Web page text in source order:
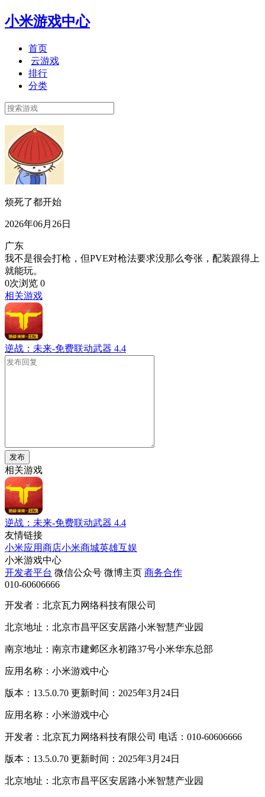
小米游戏中心
首页
云游戏
排行
分类
烦死了都开始
2026年06月26日
广东
我不是很会打枪，但PVE对枪法要求没那么夸张，配装跟得上
就能玩。
0次浏览 0
相关游戏
逆战：未来-免费联动武器 4.4
发布
相关游戏
逆战：未来-免费联动武器 4.4
友情链接
小米应用商店小米商城英雄互娱
小米游戏中心
开发者平台 微信公众号 微博主页 商务合作
010-60606666
开发者：北京瓦力网络科技有限公司
北京地址：北京市昌平区安居路小米智慧产业园
南京地址：南京市建邺区永初路37号小米华东总部
应用名称：小米游戏中心
版本：13.5.0.70 更新时间：2025年3月24日
应用名称：小米游戏中心
开发者：北京瓦力网络科技有限公司 电话：010-60606666
版本：13.5.0.70 更新时间：2025年3月24日
北京地址：北京市昌平区安居路小米智慧产业园